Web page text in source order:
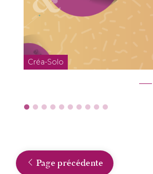
Créa-Solo
Page précédente